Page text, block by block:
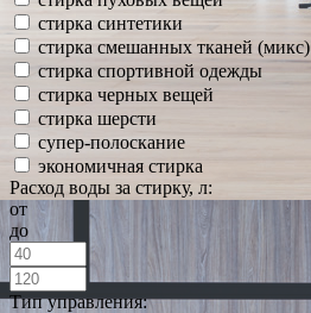
стирка синтетики
стирка смешанных тканей (микс)
стирка спортивной одежды
стирка черных вещей
стирка шерсти
супер-полоскание
экономичная стирка
Расход воды за стирку, л:
от
до
Тип управления: